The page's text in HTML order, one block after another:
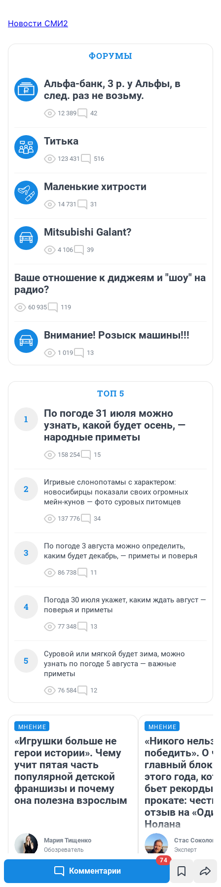
Комментарии
74
сейчас из Кольцово, наверное, можно и поездить.
Новости СМИ2
ФОРУМЫ
Альфа-банк, 3 р. у Альфы, в
след. раз не возьму.
12 389 42
Титька
123 431 516
Маленькие хитрости
14 731 31
Mitsubishi Galant?
4 106 39
Ваше отношение к диджеям и "шоу" на
радио?
60 935 119
Внимание! Розыск машины!!!
1 019 13
ТОП 5
1
По погоде 31 июля можно
узнать, какой будет осень, —
народные приметы
158 254 15
2
Игривые слонопотамы с характером:
новосибирцы показали своих огромных
мейн-кунов — фото суровых питомцев
137 776 34
3
По погоде 3 августа можно определить,
каким будет декабрь, — приметы и поверья
86 738 11
4
Погода 30 июля укажет, каким ждать август —
поверья и приметы
77 348 13
5
Суровой или мягкой будет зима, можно
узнать по погоде 5 августа — важные
приметы
76 584 12
МНЕНИЕ
«Игрушки больше не
герои истории». Чему
учит пятая часть
популярной детской
франшизы и почему
она полезна взрослым
Мария Тищенко
Обозреватель
МНЕНИЕ
«Никого нельзя
победить». О
главный
этого года,
бьет рекорды в
прокате:
отзыв на
Нолана
Стас Соколов
Эксперт